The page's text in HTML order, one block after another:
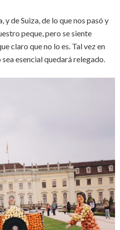
de Suiza, de lo que nos pasó y
peque, pero se siente
claro que no lo es. Tal vez en
esencial quedará relegado.